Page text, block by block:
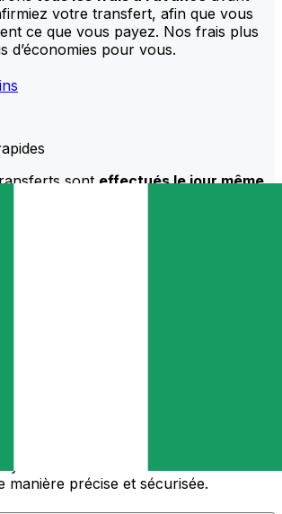
votre transfert, afin que vous
ce que vous payez. Nos frais plus
d’économies pour vous.
sont effectués le jour même.
manière précise et sécurisée.